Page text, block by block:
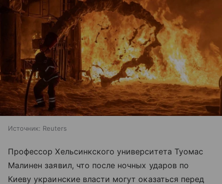
Источник: Reuters
Профессор Хельсинкского университета Туомас
Малинен заявил, что после ночных ударов по
Киеву украинские власти могут оказаться перед